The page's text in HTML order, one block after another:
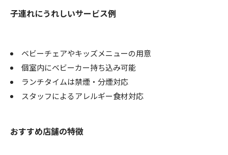
子連れにうれしいサービス例
ベビーチェアやキッズメニューの用意
個室内にベビーカー持ち込み可能
ランチタイムは禁煙・分煙対応
スタッフによるアレルギー食材対応
おすすめ店舗の特徴